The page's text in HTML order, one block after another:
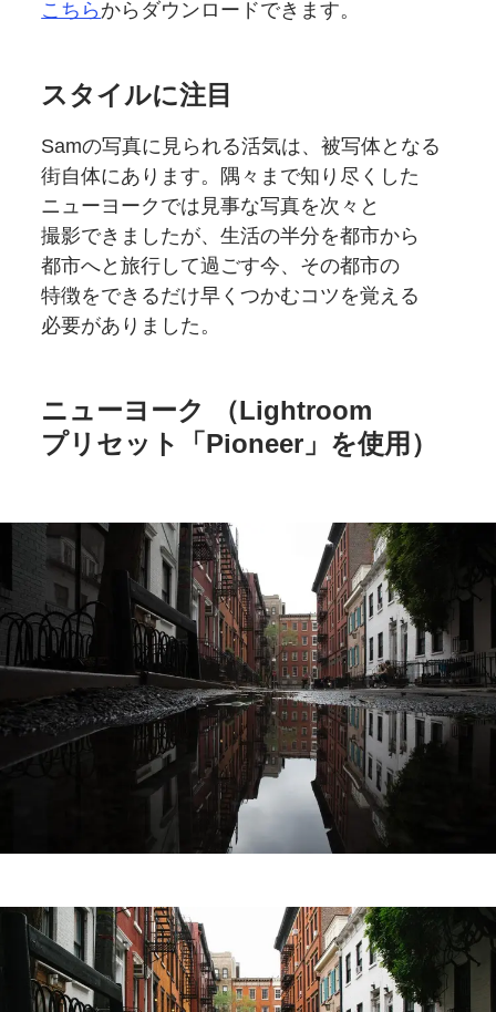
こちら から ダウンロードできます。
スタイルに注目
Samの写真に 見られる活気は、被写体となる
街自体にあります。 隅々まで知り尽くした
ニューヨークでは 見事な写真を次々と
撮影できましたが、生活の半分を都市から
都市へと旅行して過ごす今、 その都市の
特徴をできるだけ早くつかむコツを覚える
必要がありました。
ニューヨーク
（Lightroom
プリセット
「Pioneer」を使用）